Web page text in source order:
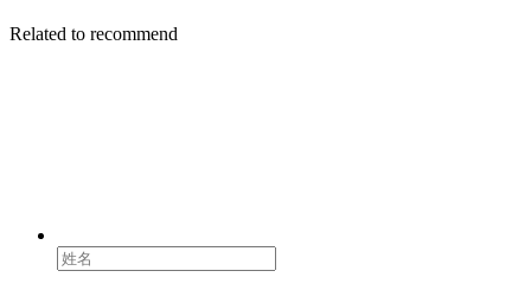
Related to recommend